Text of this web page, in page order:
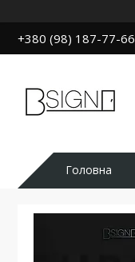
+380 (98) 187-77-66
Головна